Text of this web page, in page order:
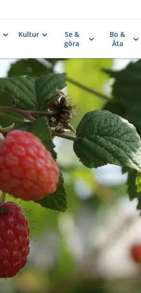
Kultur
Se &
göra
Bo &
Äta